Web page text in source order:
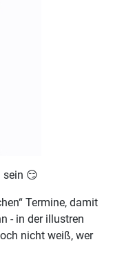
sein 😏
Termine, damit
- in der illustren
nicht weiß, wer